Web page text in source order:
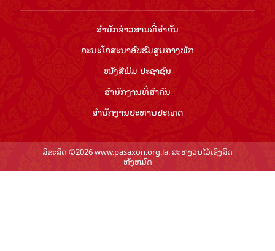
ສຳ​ນັກ​ຂ່າວ​ສານ​ທີ່​ສຳ​ຄັນ​
ຄະນະໂຄສະນາອົບຮົມ​ສູນ​ກາງ​ພັກ
ໜັງສືພິມ ປະ​ຊາ​ຊົນ
ສຳ​ນັກ​ງານ​ທີ່​ສຳ​ຄັນ
ສຳ​ນັກ​ງານ​ປະ​ທານ​ປະ​ເທດ
ລິຂະສິດ ©2026 www.pasaxon.org.la. ສະຫງວນໄວ້ເຊິງສິດ
ທັງຫມົດ